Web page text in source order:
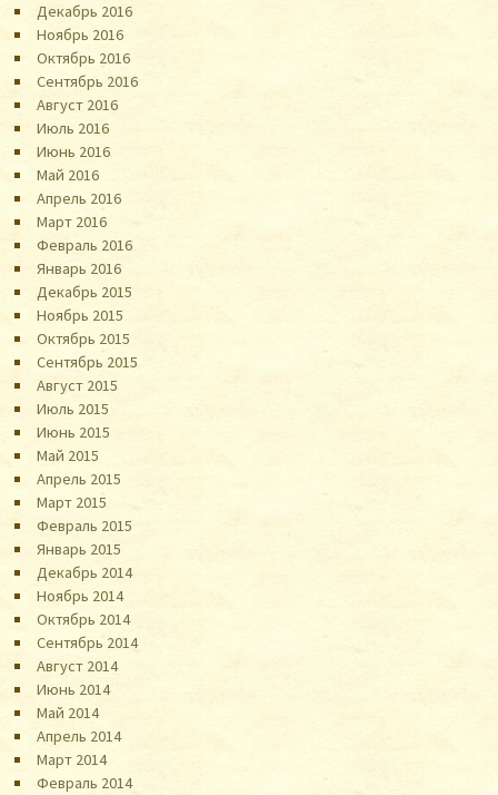
Декабрь 2016
Ноябрь 2016
Октябрь 2016
Сентябрь 2016
Август 2016
Июль 2016
Июнь 2016
Май 2016
Апрель 2016
Март 2016
Февраль 2016
Январь 2016
Декабрь 2015
Ноябрь 2015
Октябрь 2015
Сентябрь 2015
Август 2015
Июль 2015
Июнь 2015
Май 2015
Апрель 2015
Март 2015
Февраль 2015
Январь 2015
Декабрь 2014
Ноябрь 2014
Октябрь 2014
Сентябрь 2014
Август 2014
Июнь 2014
Май 2014
Апрель 2014
Март 2014
Февраль 2014